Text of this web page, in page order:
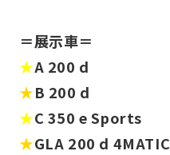
＝展示車＝
★A 200 d
★B 200 d
★C 350 e Sports
★GLA 200 d 4MATIC